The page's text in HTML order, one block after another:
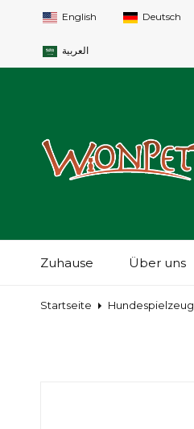
English Deutsch
العربية
Zuhause Über uns
Startseite Hundespielzeug